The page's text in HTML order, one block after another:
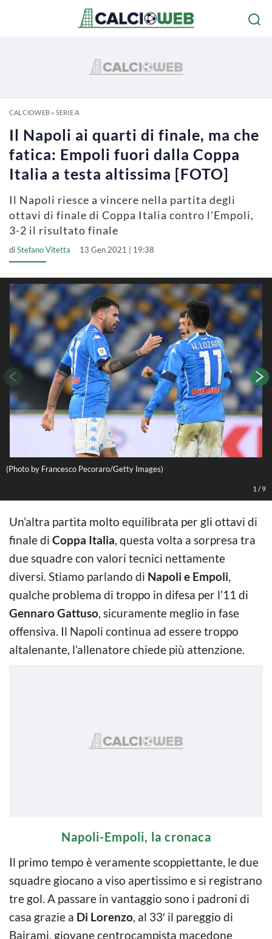
CALCIOWEB» SERIE A
Il Napoli ai quarti di finale, ma che
fatica: Empoli fuori dalla Coppa
Italia a testa altissima [FOTO]
Il Napoli riesce a vincere nella partita degli
ottavi di finale di Coppa Italia contro l'Empoli,
3-2 il risultato finale
diStefano Vitetta 13 Gen 2021 | 19:38
(Photo by Francesco Pecoraro/Getty Images)
1 /9
Un’altra partita molto equilibrata per gli ottavi di
finale di Coppa Italia, questa volta a sorpresa tra
due squadre con valori tecnici nettamente
diversi. Stiamo parlando di Napoli e Empoli,
qualche problema di troppo in difesa per l’11 di
Gennaro Gattuso, sicuramente meglio in fase
offensiva. Il Napoli continua ad essere troppo
altalenante, l’allenatore chiede più attenzione.
Napoli-Empoli, la cronaca
Il primo tempo è veramente scoppiettante, le due
squadre giocano a viso apertissimo e si registrano
tre gol. A passare in vantaggio sono i padroni di
casa grazie a Di Lorenzo, al 33′ il pareggio di
Bajrami, giovane centrocampista macedone